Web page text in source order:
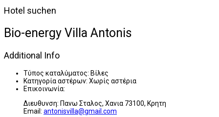
Hotel suchen
Bio-energy Villa Antonis
Additional Info
Τύπος καταλύματος: Βίλες
Κατηγορία αστέρων: Χωρίς αστέρια
Επικοινωνία:
Διευθυνση: Πανω Σταλος, Χανια 73100, Κρητη
Εmail: antonisvilla@gmail.com